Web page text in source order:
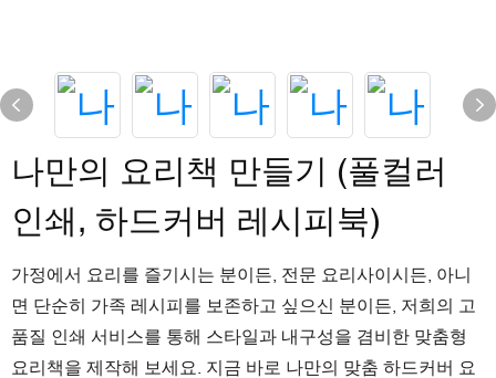
나만의 요리책 만들기 (풀컬러
인쇄, 하드커버 레시피북)
가정에서 요리를 즐기시는 분이든, 전문 요리사이시든, 아니
면 단순히 가족 레시피를 보존하고 싶으신 분이든, 저희의 고
품질 인쇄 서비스를 통해 스타일과 내구성을 겸비한 맞춤형
요리책을 제작해 보세요. 지금 바로 나만의 맞춤 하드커버 요